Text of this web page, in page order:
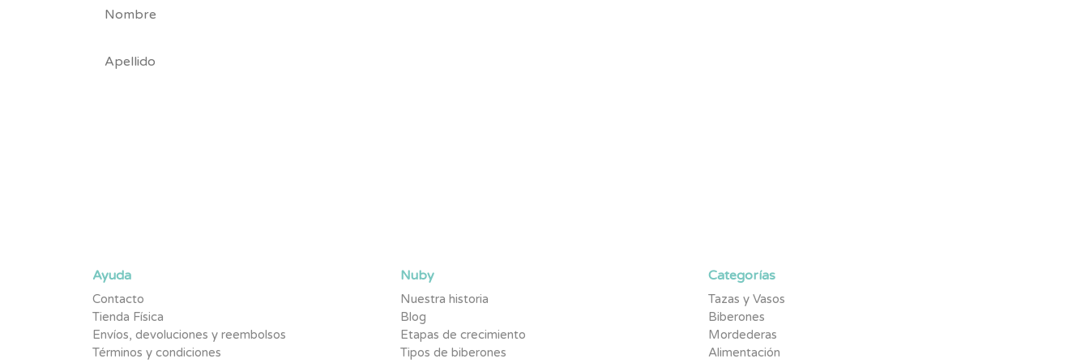
Ayuda
Contacto
Tienda Física
Envíos, devoluciones y reembolsos
Términos y condiciones
Nuby
Nuestra historia
Blog
Etapas de crecimiento
Tipos de biberones
Categorías
Tazas y Vasos
Biberones
Mordederas
Alimentación